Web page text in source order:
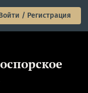
/ Регистрация